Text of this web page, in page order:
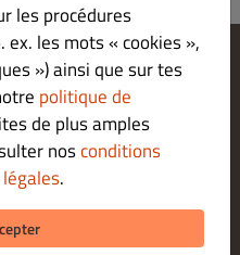
SUR PLACE
les procédures
les mots « cookies »,
») ainsi que sur tes
politique de
de plus amples
nosconditions
.